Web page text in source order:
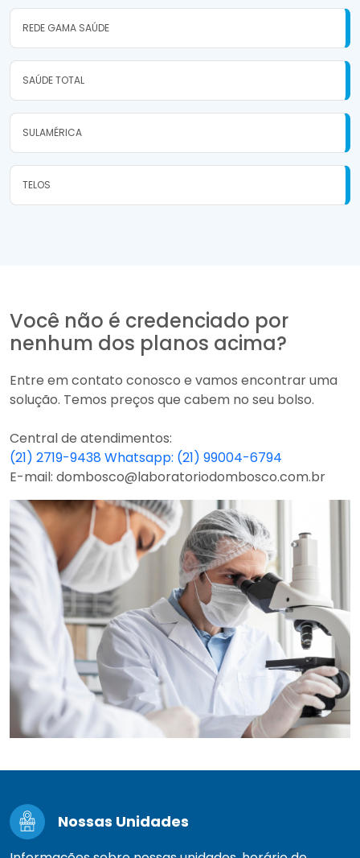
REDE GAMA SAÚDE
SAÚDE TOTAL
SULAMÉRICA
TELOS
Você não é credenciado por
nenhum dos planos acima?
Entre em contato conosco e vamos encontrar uma
solução. Temos preços que cabem no seu bolso.
Central de atendimentos:
(21) 2719-9438Whatsapp: (21) 99004-6794
E-mail: dombosco@laboratoriodombosco.com.br
Nossas Unidades